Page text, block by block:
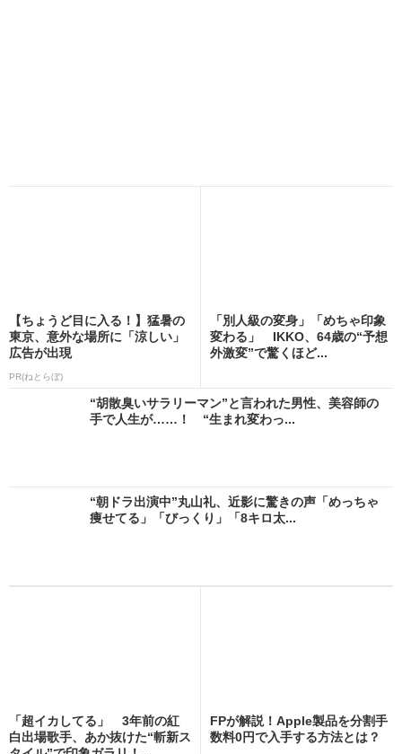
【ちょうど目に入る！】猛暑の
東京、意外な場所に「涼しい」
広告が出現
PR(ねとらぼ)
「別人級の変身」「めちゃ印象
変わる」 IKKO、64歳の“予想
外激変”で驚くほど...
“胡散臭いサラリーマン”と言われた男性、美容師の
手で人生が……！ “生まれ変わっ...
“朝ドラ出演中”丸山礼、近影に驚きの声「めっちゃ
痩せてる」「びっくり」「8キロ太...
「超イカしてる」 3年前の紅
白出場歌手、あか抜けた“斬新ス
FPが解説！Apple製品を分割手
数料0円で入手する方法とは？